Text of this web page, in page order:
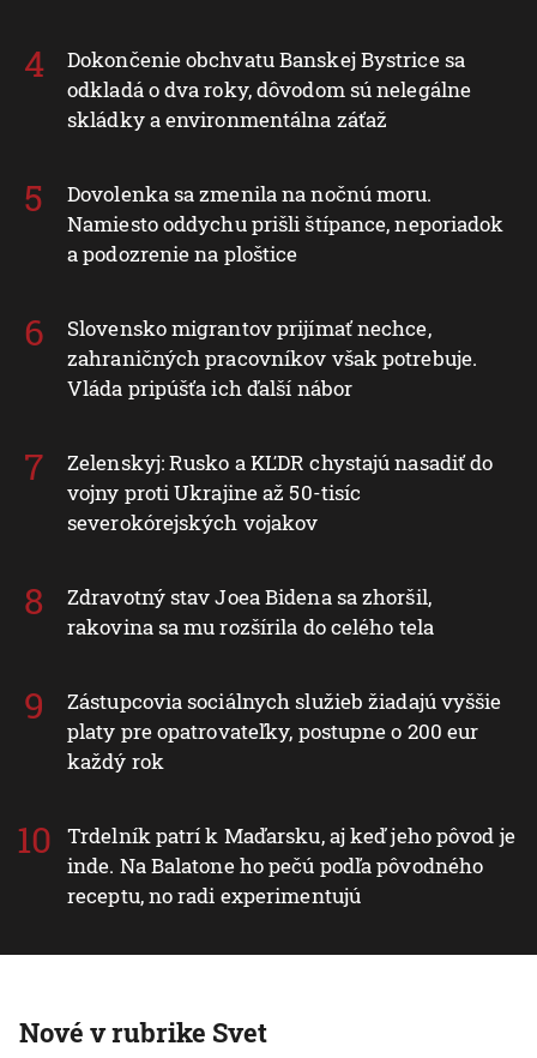
Dokončenie obchvatu Banskej Bystrice sa
odkladá o dva roky, dôvodom sú nelegálne
skládky a environmentálna záťaž
Dovolenka sa zmenila na nočnú moru.
Namiesto oddychu prišli štípance, neporiadok
a podozrenie na ploštice
Slovensko migrantov prijímať nechce,
zahraničných pracovníkov však potrebuje.
Vláda pripúšťa ich ďalší nábor
Zelenskyj: Rusko a KĽDR chystajú nasadiť do
vojny proti Ukrajine až 50-tisíc
severokórejských vojakov
Zdravotný stav Joea Bidena sa zhoršil,
rakovina sa mu rozšírila do celého tela
Zástupcovia sociálnych služieb žiadajú vyššie
platy pre opatrovateľky, postupne o 200 eur
každý rok
Trdelník patrí k Maďarsku, aj keď jeho pôvod je
inde. Na Balatone ho pečú podľa pôvodného
receptu, no radi experimentujú
Nové v rubrike Svet